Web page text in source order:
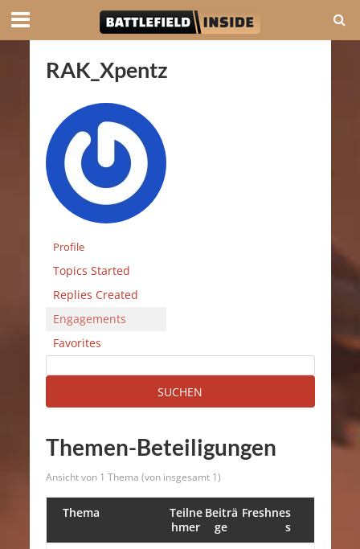
RAK_Xpentz
Profile
Topics Started
Replies Created
Engagements
Favorites
Themen-Beteiligungen
Ansicht von 1 Thema (von insgesamt 1)
Thema
Teilne
hmer
Beiträ
ge
Freshnes
s